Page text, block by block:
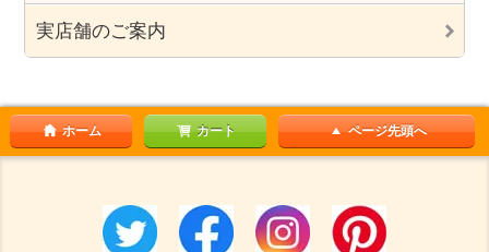
実店舗のご案内
ホーム カート ページ先頭へ